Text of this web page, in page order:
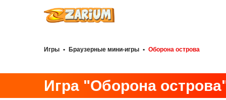
Игры • Браузерные мини-игры • Оборона острова
Игра "Оборона